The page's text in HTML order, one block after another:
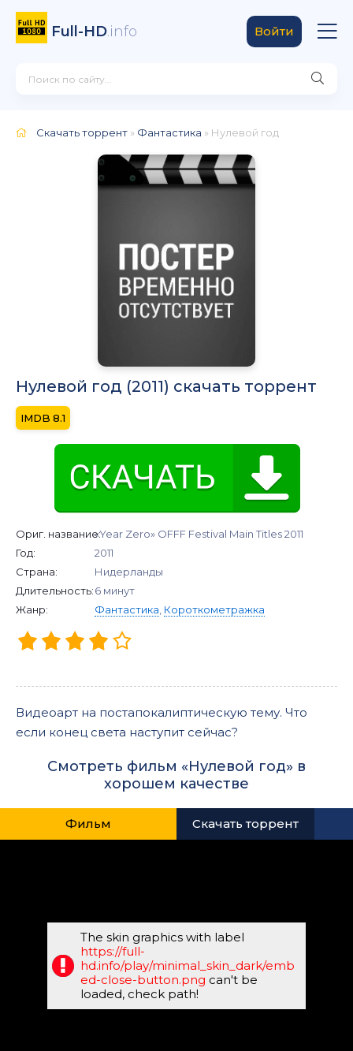
Full-HD.info Войти
Скачать торрент » Фантастика » Нулевой год
Нулевой год (2011) скачать торрент
8.1
Ориг. название:«Year Zero» OFFF Festival Main Titles 2011
Год:
2011
Страна:
Нидерланды
Длительность:6 минут
Жанр:
Фантастика Короткометражка
Видеоарт на постапокалиптическую тему. Что
если конец света наступит сейчас?
Смотреть фильм «Нулевой год» в
хорошем качестве
Фильм Скачать торрент
The skin graphics with label
https://full-
hd.info/play/minimal_skin_dark/emb
ed-close-button.png can't be
loaded, check path!